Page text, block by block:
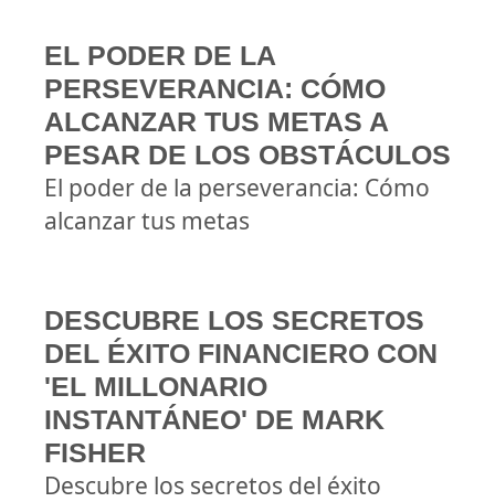
EL PODER DE LA
PERSEVERANCIA: CÓMO
ALCANZAR TUS METAS A
PESAR DE LOS OBSTÁCULOS
El poder de la perseverancia: Cómo
alcanzar tus metas
DESCUBRE LOS SECRETOS
DEL ÉXITO FINANCIERO CON
'EL MILLONARIO
INSTANTÁNEO' DE MARK
FISHER
Descubre los secretos del éxito